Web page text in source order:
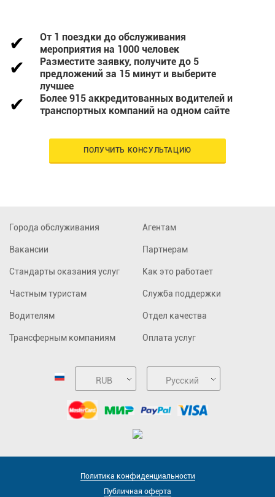
От 1 поездки до обслуживания
мероприятия на 1000 человек
Разместите заявку, получите до 5
предложений за 15 минут и выберите
лучшее
Более 915 аккредитованных водителей и
транспортных компаний на одном сайте
ПОЛУЧИТЬ КОНСУЛЬТАЦИЮ
Города обслуживания
Вакансии
Стандарты оказания услуг
Частным туристам
Водителям
Трансферным компаниям
Агентам
Партнерам
Как это работает
Служба поддержки
Отдел качества
Оплата услуг
RUB Русский
Политика конфиденциальности
Публичная оферта